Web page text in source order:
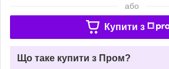
або
Купити з
Що таке купити з Пром?